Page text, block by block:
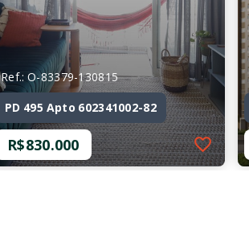
Ref.: O-83379-130815
PD 495 Apto 602341002-82
R$830.000